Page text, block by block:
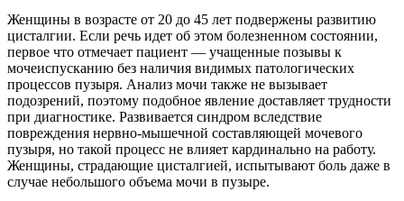
Женщины в возрасте от 20 до 45 лет подвержены развитию
цисталгии. Если речь идет об этом болезненном состоянии,
первое что отмечает пациент — учащенные позывы к
мочеиспусканию без наличия видимых патологических
процессов пузыря. Анализ мочи также не вызывает
подозрений, поэтому подобное явление доставляет трудности
при диагностике. Развивается синдром вследствие
повреждения нервно-мышечной составляющей мочевого
пузыря, но такой процесс не влияет кардинально на работу.
Женщины, страдающие цисталгией, испытывают боль даже в
случае небольшого объема мочи в пузыре.